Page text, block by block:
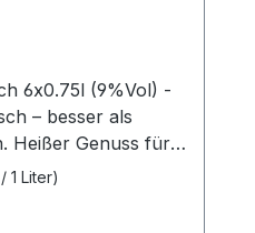
6x0.75l (9%Vol) -
– besser als
Heißer Genuss für
von innen, duftet
1 Liter)